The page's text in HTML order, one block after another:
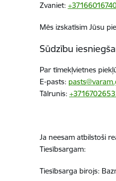
Zvaniet:
Mēs izskatīsim Jūsu
Sūdzību
Par tīmekļvietnes
E-pasts:
Tālrunis:
Ja neesam atbilstoši
Tiesībsargam:
Tiesībsarga birojs: